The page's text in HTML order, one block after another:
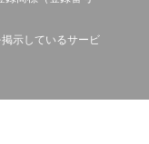
示しているサービ